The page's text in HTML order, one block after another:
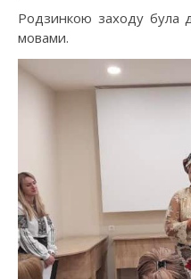
Родзинкою заходу була
мовами.